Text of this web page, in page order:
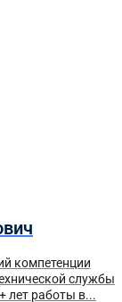
компетенции
службы
лет работы в...